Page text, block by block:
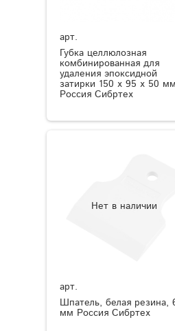
арт.
Губка целлюлозная
комбинированная для
удаления эпоксидной
затирки 150 x 95 x 50
Россия Сибртех
Нет в наличии
арт.
Шпатель, белая резина,
мм Россия Сибртех